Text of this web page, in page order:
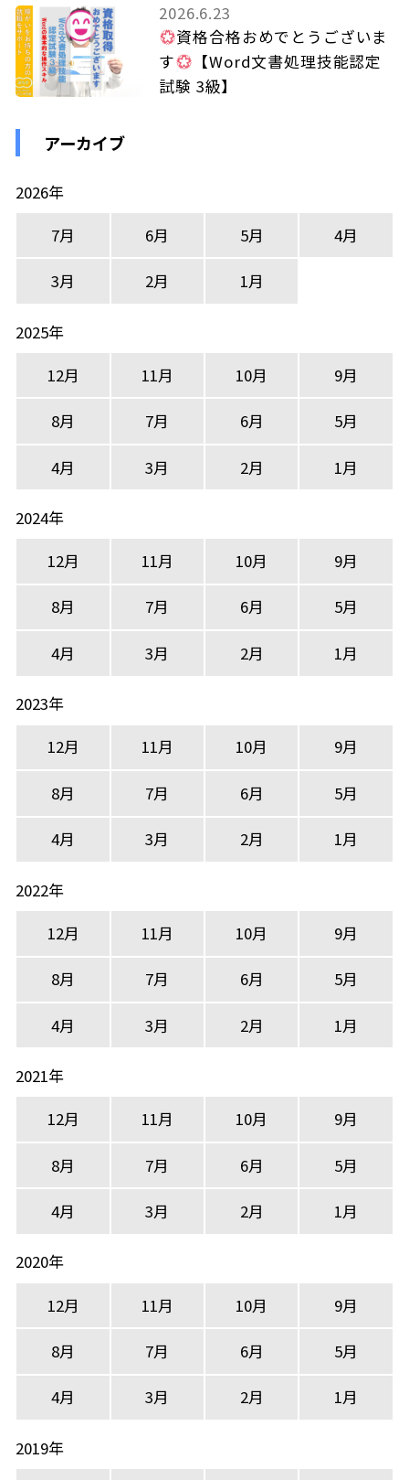
2026.6.23
資格合格おめでとうございま
す
【Word文書処理技能認定
試験 3級】
アーカイブ
2026年
7月
6月 5月 4月
3月 2月 1月
2025年
12月
11月 10月 9月
8月 7月 6月 5月
4月 3月 2月 1月
2024年
12月
11月 10月 9月
8月 7月 6月 5月
4月 3月 2月 1月
2023年
12月
11月 10月 9月
8月 7月 6月 5月
4月 3月 2月 1月
2022年
12月
11月 10月 9月
8月 7月 6月 5月
4月 3月 2月 1月
2021年
12月
11月 10月 9月
8月 7月 6月 5月
4月 3月 2月 1月
2020年
12月
11月 10月 9月
8月 7月 6月 5月
4月 3月 2月 1月
2019年